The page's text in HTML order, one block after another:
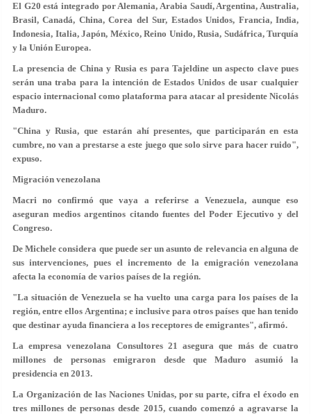
El G20 está integrado por Alemania, Arabia Saudí, Argentina, Australia,
Brasil, Canadá, China, Corea del Sur, Estados Unidos, Francia, India,
Indonesia, Italia, Japón, México, Reino Unido, Rusia, Sudáfrica, Turquía
y la Unión Europea.
La presencia de China y Rusia es para Tajeldine un aspecto clave pues
serán una traba para la intención de Estados Unidos de usar cualquier
espacio internacional como plataforma para atacar al presidente Nicolás
Maduro.
"China y Rusia, que estarán ahí presentes, que participarán en esta
cumbre, no van a prestarse a este juego que solo sirve para hacer ruido",
expuso.
Migración venezolana
Macri no confirmó que vaya a referirse a Venezuela, aunque eso
aseguran medios argentinos citando fuentes del Poder Ejecutivo y del
Congreso.
De Michele considera que puede ser un asunto de relevancia en alguna de
sus intervenciones, pues el incremento de la emigración venezolana
afecta la economía de varios países de la región.
"La situación de Venezuela se ha vuelto una carga para los países de la
región, entre ellos Argentina; e inclusive para otros países que han tenido
que destinar ayuda financiera a los receptores de emigrantes", afirmó.
La empresa venezolana Consultores 21 asegura que más de cuatro
millones de personas emigraron desde que Maduro asumió la
presidencia en 2013.
La Organización de las Naciones Unidas, por su parte, cifra el éxodo en
tres millones de personas desde 2015, cuando comenzó a agravarse la